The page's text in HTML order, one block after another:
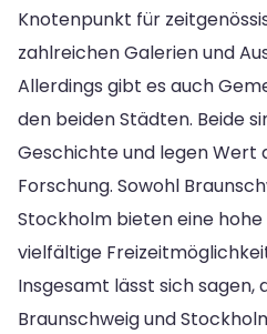
Knotenpunkt für
zahlreichen Galerien und
Allerdings gibt es auch
den beiden Städten. Beide
Geschichte und legen Wert
Forschung. Sowohl
Stockholm bieten eine
vielfältige
Insgesamt lässt sich sagen,
Braunschweig und